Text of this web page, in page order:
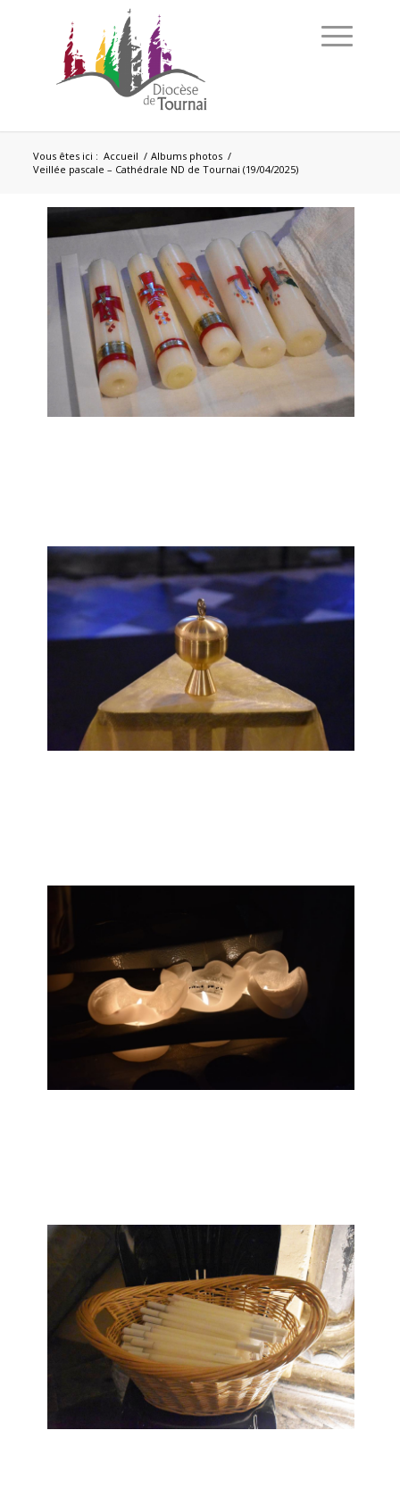
Vous êtes ici : Accueil / Albums photos /
Veillée pascale – Cathédrale ND de Tournai (19/04/2025)